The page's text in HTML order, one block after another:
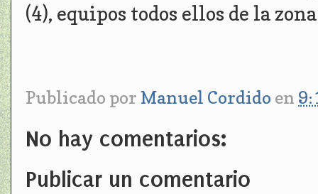
(4), equipos todos ellos de la zona
Publicado por Manuel Cordido en
No hay comentarios:
Publicar un comentario